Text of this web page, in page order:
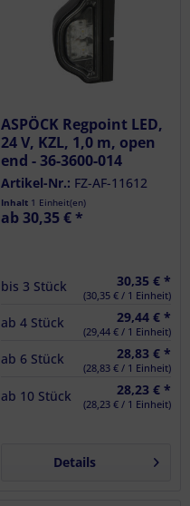
ASPÖCK Regpoint LED,
24 V, KZL, 1,0 m, open
end - 36-3600-014
Artikel-Nr.: FZ-AF-11612
Inhalt 1 Einheit(en)
ab 30,35 € *
bis 3 Stück 30,35 € *
(30,35 € / 1 Einheit)
ab 4 Stück 29,44 € *
(29,44 € / 1 Einheit)
ab 6 Stück 28,83 € *
(28,83 € / 1 Einheit)
ab 10 Stück 28,23 € *
(28,23 € / 1 Einheit)
Details